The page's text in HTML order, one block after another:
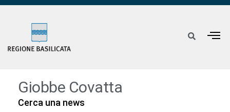
Giobbe Covatta
Cerca una news